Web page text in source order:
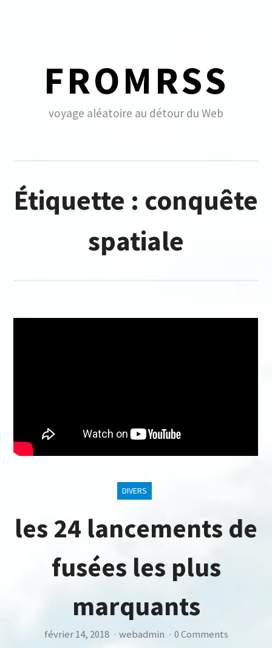
FROMRSS
voyage aléatoire au détour du Web
Étiquette : conquête
spatiale
DIVERS
les 24 lancements de
fusées les plus
marquants
février 14, 2018 · webadmin · 0 Comments